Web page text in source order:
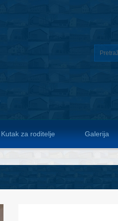
Kutak za roditelje Galerija